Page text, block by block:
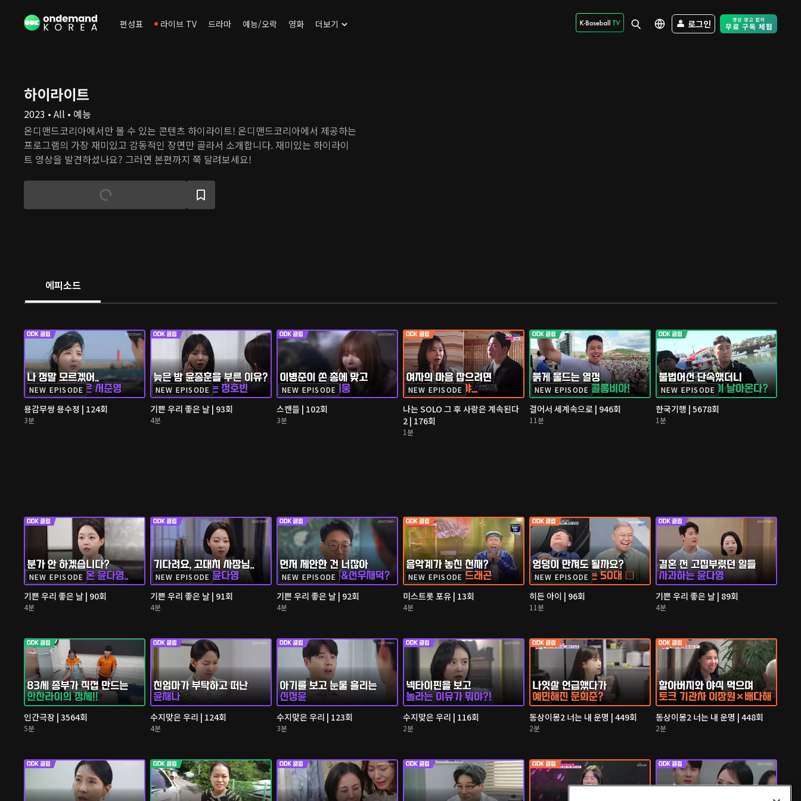
편성표 라이브 TV 드라마 예능/오락 영화 더보기 로그인 Free Trial -
하이라이트
2023 • All • 예능
온디맨드코리아에서만 볼 수 있는 콘텐츠 하이라이트! 온디맨드코리아에서 제공하는
프로그램의 가장 재미있고 감동적인 장면만 골라서 소개합니다. 재미있는 하이라이
트 영상을 발견하셨나요? 그러면 본편까지 쭉 달려보세요!
에피소드
NEW EPISODE
용감무쌍 용수정 | 124회
3분
NEW EPISODE
기쁜 우리 좋은 날 | 93회
4분
NEW EPISODE
스캔들 | 102회
3분
NEW EPISODE
나는 SOLO 그 후 사랑은 계속된다
2 | 176회
1분
NEW EPISODE
걸어서 세계속으로 | 946회
11분
NEW EPISODE
한국기행 | 5678회
1분
NEW EPISODE
기쁜 우리 좋은 날 | 90회
4분
NEW EPISODE
기쁜 우리 좋은 날 | 91회
4분
NEW EPISODE
기쁜 우리 좋은 날 | 92회
4분
NEW EPISODE
미스트롯 포유 | 13회
4분
NEW EPISODE
히든 아이 | 96회
11분
기쁜 우리 좋은 날 | 89회
4분
인간극장 | 3564회
5분
수지맞은 우리 | 124회
4분
수지맞은 우리 | 123회
3분
수지맞은 우리 | 116회
2분
동상이몽2 너는 내 운명 | 449회
2분
동상이몽2 너는 내 운명 | 448회
2분